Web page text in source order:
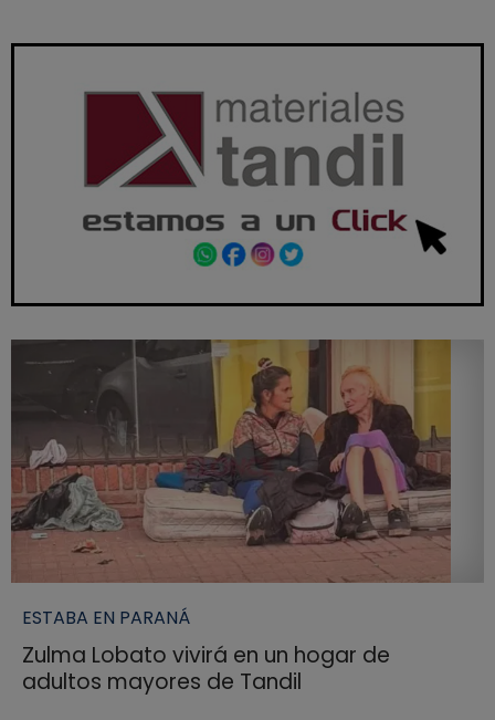
ESTABA EN PARANÁ
Zulma Lobato vivirá en un hogar de
adultos mayores de Tandil